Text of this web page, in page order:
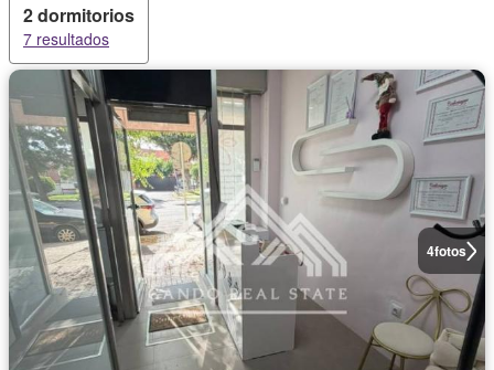
2 dormitorios
7 resultados
4fotos